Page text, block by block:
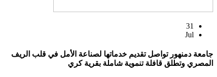
31
Jul
جامعة دمنهور تواصل تقديم خدماتها لصناعة الأمل في قلب الريف
المصري وتطلق قافلة تنموية شاملة بقرية كري